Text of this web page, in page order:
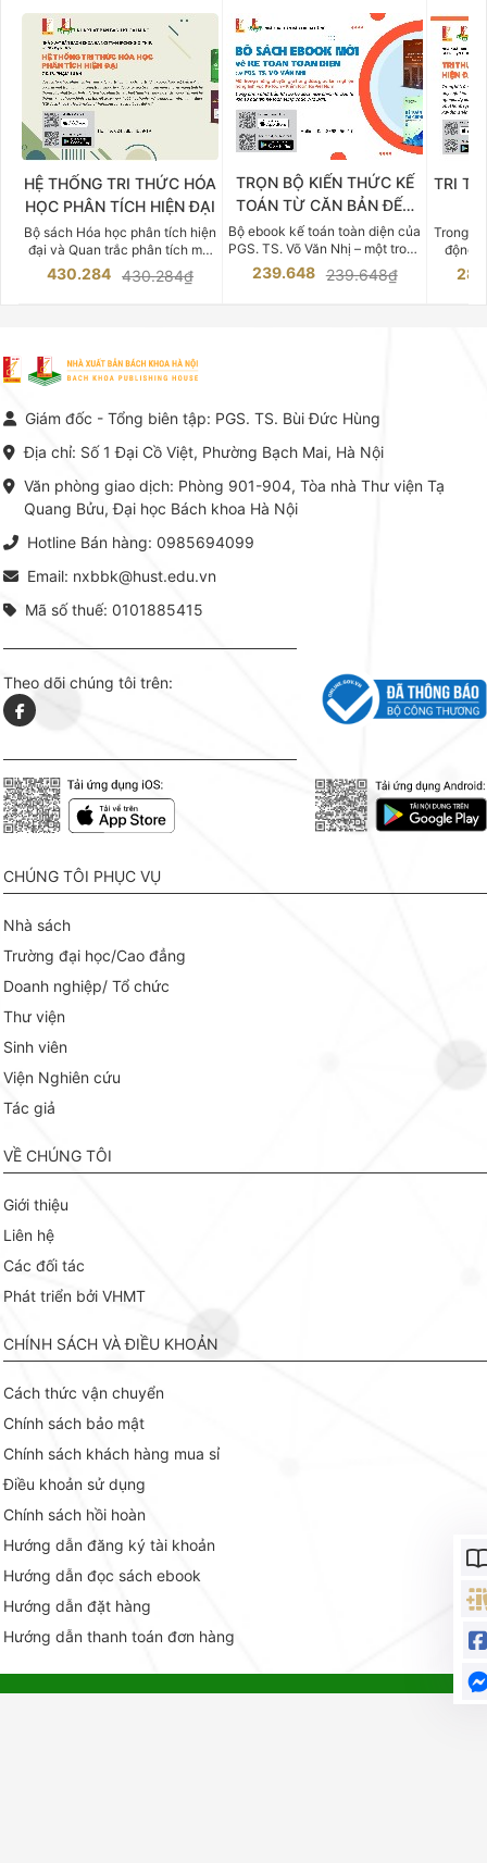
HỆ THỐNG TRI THỨC HÓA
HỌC PHÂN TÍCH HIỆN ĐẠI
Bộ sách Hóa học phân tích hiện
đại và Quan trắc phân tích môi
trường của Cố Giáo sư, Tiến sĩ
Phạm Luận là một trong những
vực Hóa học phân tích tại Việt
Nam hiện nay. Bộ sách mang
đến một hệ thống tri thức hoàn
thuật thực hành -> Ứng dụng
khoa Hà Nội ấn hành cả hai
430.284 430.284₫
TRỌN BỘ KIẾN THỨC KẾ
TOÁN TỪ CĂN BẢN ĐẾN
CHUYÊN SÂU
Bộ ebook kế toán toàn diện của
PGS. TS. Võ Văn Nhị – một trong
những chuyên gia hàng đầu,
giàu kinh nghiệm trong lĩnh vực
239.648 239.648₫
TRI
Trong
động
việc
tế và
lý. Các
Giám đốc - Tổng biên tập: PGS. TS. Bùi Đức Hùng
Địa chỉ: Số 1 Đại Cồ Việt, Phường Bạch Mai, Hà Nội
Văn phòng giao dịch: Phòng 901-904, Tòa nhà Thư viện Tạ
Quang Bửu, Đại học Bách khoa Hà Nội
Hotline Bán hàng: 0985694099
Email: nxbbk@hust.edu.vn
Mã số thuế: 0101885415
Theo dõi chúng tôi trên:
CHÚNG TÔI PHỤC VỤ
Nhà sách
Trường đại học/Cao đẳng
Doanh nghiệp/ Tổ chức
Thư viện
Sinh viên
Viện Nghiên cứu
Tác giả
VỀ CHÚNG TÔI
Giới thiệu
Liên hệ
Các đối tác
Phát triển bởi VHMT
CHÍNH SÁCH VÀ ĐIỀU KHOẢN
Cách thức vận chuyển
Chính sách bảo mật
Chính sách khách hàng mua sỉ
Điều khoản sử dụng
Chính sách hồi hoàn
Hướng dẫn đăng ký tài khoản
Hướng dẫn đọc sách ebook
Hướng dẫn đặt hàng
Hướng dẫn thanh toán đơn hàng